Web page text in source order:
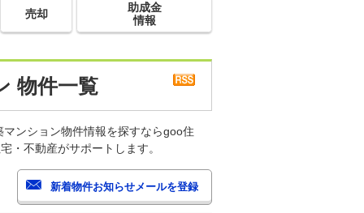
売却
助成金
情報
物件一覧
ンション物件情報を探すならgoo住
・不動産がサポートします。